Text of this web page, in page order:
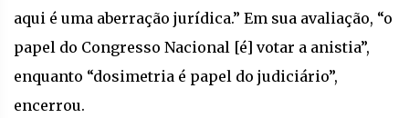
aqui é uma aberração jurídica.” Em sua avaliação, “o
papel do Congresso Nacional [é] votar a anistia”,
enquanto “dosimetria é papel do judiciário”,
encerrou.